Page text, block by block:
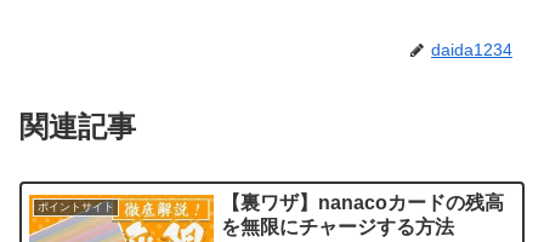
daida1234
関連記事
ポイントサイト
【裏ワザ】nanacoカードの残高
を無限にチャージする方法